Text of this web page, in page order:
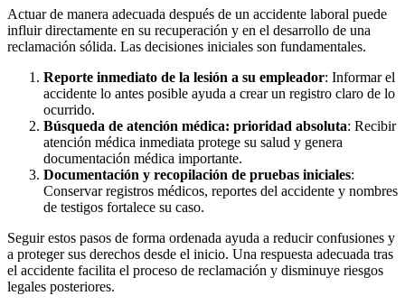
Actuar de manera adecuada después de un accidente laboral puede
influir directamente en su recuperación y en el desarrollo de una
reclamación sólida. Las decisiones iniciales son fundamentales.
Reporte inmediato de la lesión a su empleador: Informar el
accidente lo antes posible ayuda a crear un registro claro de lo
ocurrido.
Búsqueda de atención médica: prioridad absoluta: Recibir
atención médica inmediata protege su salud y genera
documentación médica importante.
Documentación y recopilación de pruebas iniciales:
Conservar registros médicos, reportes del accidente y nombres
de testigos fortalece su caso.
Seguir estos pasos de forma ordenada ayuda a reducir confusiones y
a proteger sus derechos desde el inicio. Una respuesta adecuada tras
el accidente facilita el proceso de reclamación y disminuye riesgos
legales posteriores.